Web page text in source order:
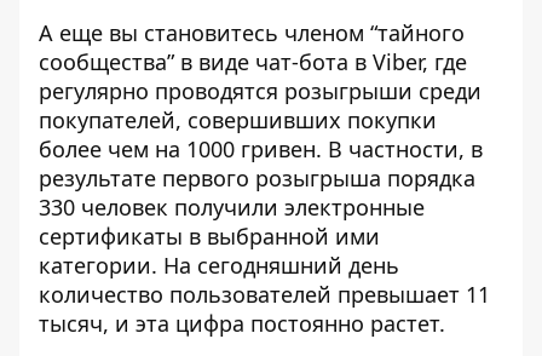
А еще вы становитесь членом “тайного
сообщества” в виде чат-бота в Viber, где
регулярно проводятся розыгрыши среди
покупателей, совершивших покупки
более чем на 1000 гривен. В частности, в
результате первого розыгрыша порядка
330 человек получили электронные
сертификаты в выбранной ими
категории. На сегодняшний день
количество пользователей превышает 11
тысяч, и эта цифра постоянно растет.